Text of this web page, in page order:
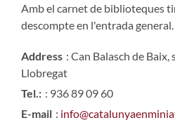
Amb el carnet de biblioteques
descompte en l'entrada general.
Address : Can Balasch de
Llobregat
Tel.: : 936 89 09 60
E-mail :